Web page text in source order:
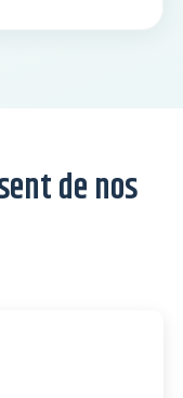
de nos